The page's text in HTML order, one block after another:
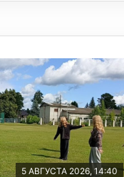
5 АВГУСТА 2026, 14:40